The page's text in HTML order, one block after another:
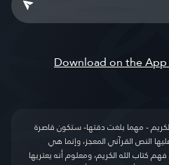
- مهما بلغت دقتها- ستكون قاصرة
النص القرآني المعجز، وإنما هي
كتاب الله الكريم، ومعلوم أنه يعتريها